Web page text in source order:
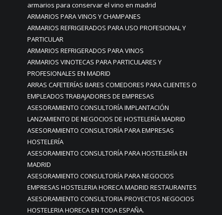
armarios para conservar el vino en madrid
ARMARIOS PARA VINOS Y CHAMPANES
ARMARIOS REFRIGERADOS PARA USO PROFESIONAL Y
PARTICULAR
ARMARIOS REFRIGERADOS PARA VINOS
ARMARIOS VINOTECAS PARA PARTICULARES Y
PROFESIONALES EN MADRID
ARRAS CAFETERÍAS BARES COMEDORES PARA CLIENTES O
EMPLEADOS TRABAJADORES DE EMPRESAS
ASESORAMIENTO CONSULTORÍA IMPLANTACIÓN
LANZAMIENTO DE NEGOCIOS DE HOSTELERÍA MADRID
ASESORAMIENTO CONSULTORÍA PARA EMPRESAS
HOSTELERÍA
ASESORAMIENTO CONSULTORÍA PARA HOSTELERÍA EN
MADRID
ASESORAMIENTO CONSULTORÍA PARA NEGOCIOS
EMPRESAS HOSTELERIA HORECA MADRID RESTAURANTES
ASESORAMIENTO CONSULTORIA PROYECTOS NEGOCIOS
HOSTELERIA HORECA EN TODA ESPAÑA.